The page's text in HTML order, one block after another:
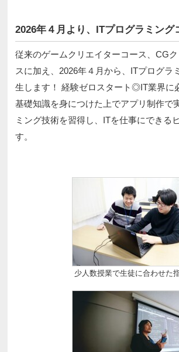
2026年４月より、ITプログラミング
従来のゲームクリエイターコース、CG
スに加え、2026年４月から、ITプログラ
生します！ 経験ゼロスタート◎IT業界に
基礎知識を身につけた上でアプリ制作で
ミング技術を習得し、ITを仕事にできる
す。
少人数授業で生徒に合わせた